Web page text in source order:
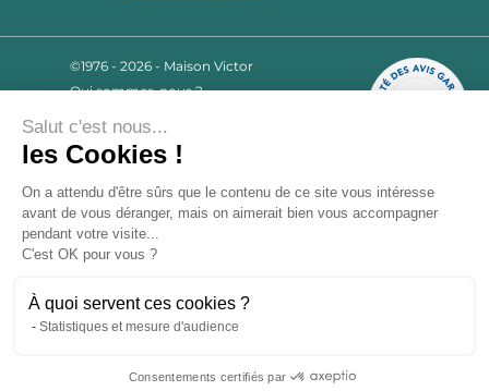
9.7
©1976 - 2026 - Maison Victor
Qui sommes-nous ?
Politique de confidentialité
FAQ
Livraisons
modération. La vente d’alcool est strictement interdite aux mineurs.
les Cookies !
ce site vous intéresse avant de vous
déranger, mais on aimerait bien vous accompagner pendant votre
visite...
C'est OK pour vous ?
À quoi servent ces cookies ?
Statistiques et mesure d'audience
Consentements certifiés par